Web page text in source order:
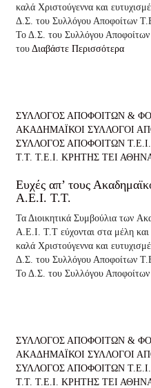
καλά Χριστούγεννα και
Δ.Σ. του Συλλόγου Αποφοίτων
Το Δ.Σ. του Συλλόγου
του Διαβάστε Περισσότερα
ΣΥΛΛΟΓΟΣ ΑΠΟΦΟΙΤΩΝ &
ΑΚΑΔΗΜΑΪΚΟΙ ΣΥΛΛΟΓΟΙ
ΣΥΛΛΟΓΟΣ ΑΠΟΦΟΙΤΩΝ
Τ.Τ. Τ.Ε.Ι. ΚΡΗΤΗΣ ΤΕΙ
Ευχές απ’ τους
Α.Ε.Ι. Τ.Τ.
Τα Διοικητικά Συμβούλια των
Α.Ε.Ι. Τ.Τ εύχονται στα μέλη
καλά Χριστούγεννα και
Δ.Σ. του Συλλόγου Αποφοίτων
Το Δ.Σ. του Συλλόγου
ΣΥΛΛΟΓΟΣ ΑΠΟΦΟΙΤΩΝ &
ΑΚΑΔΗΜΑΪΚΟΙ ΣΥΛΛΟΓΟΙ
ΣΥΛΛΟΓΟΣ ΑΠΟΦΟΙΤΩΝ
Τ.Τ. Τ.Ε.Ι. ΚΡΗΤΗΣ ΤΕΙ